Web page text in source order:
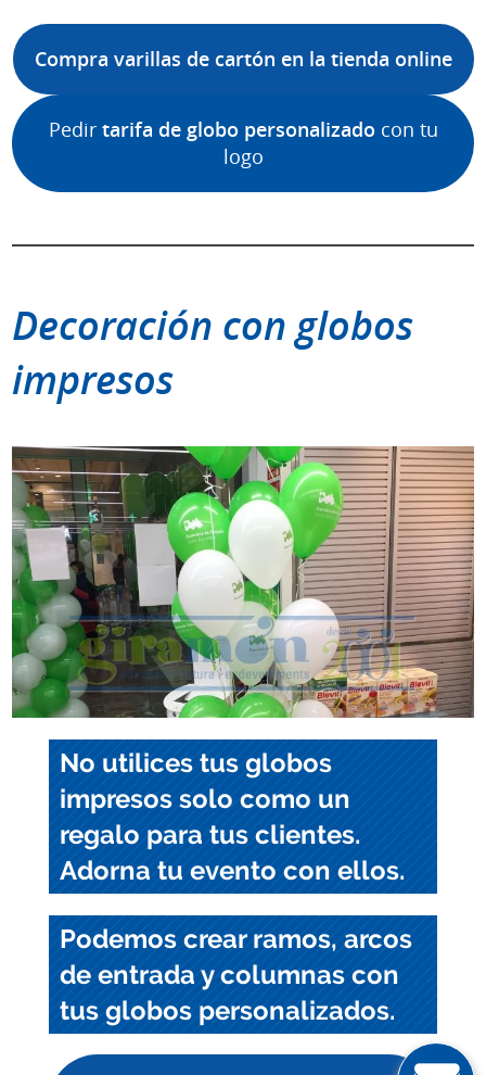
Compra varillas de cartón en la tienda online
Pedirtarifa de globo personalizado con tu
logo
Decoración con globos
impresos
No utilices tus globos
impresos solo como un
regalo para tus clientes.
Adorna tu evento con ellos.
Podemos crear ramos, arcos
de entrada y columnas con
tus globos personalizados.